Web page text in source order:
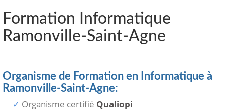
Formation Informatique
Ramonville-Saint-Agne
Organisme de Formation en Informatique à
Ramonville-Saint-Agne:
Organisme certifié Qualiopi